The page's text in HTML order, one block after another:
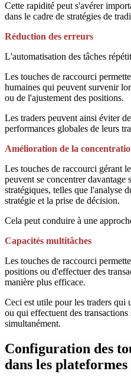
Cette rapidité peut s'avérer
dans le cadre de stratégies de
Réduction des erreurs
L'automatisation des tâches
Les touches de raccourci
humaines qui peuvent survenir
ou de l'ajustement des positions.
Les traders peuvent ainsi éviter
performances globales de leurs
Amélioration de la
Les touches de raccourci gérant
peuvent se concentrer davantage
stratégiques, telles que l'analyse
stratégie et la prise de décision.
Cela peut conduire à une
Capacités multitâches
Les touches de raccourci
positions ou d'effectuer des
manière plus efficace.
Ceci est utile pour les traders qui
ou qui effectuent des transactions
simultanément.
Configuration des
dans les